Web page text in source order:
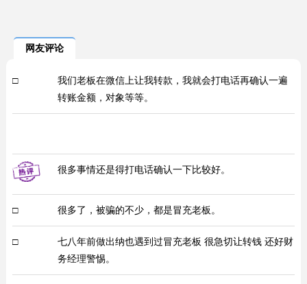
网友评论
□
我们老板在微信上让我转款，我就会打电话再确认一遍
转账金额，对象等等。
很多事情还是得打电话确认一下比较好。
□ 很多了，被骗的不少，都是冒充老板。
□
七八年前做出纳也遇到过冒充老板 很急切让转钱 还好财
务经理警惕。